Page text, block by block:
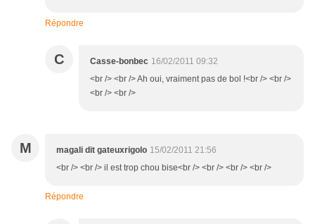
Répondre
C Casse-bonbec 16/02/2011 09:32
<br /> <br /> Ah oui, vraiment pas de bol !<br /> <br />
<br /> <br />
M magali dit gateuxrigolo 15/02/2011 21:56
<br /> <br /> il est trop chou bise<br /> <br /> <br /> <br />
Répondre